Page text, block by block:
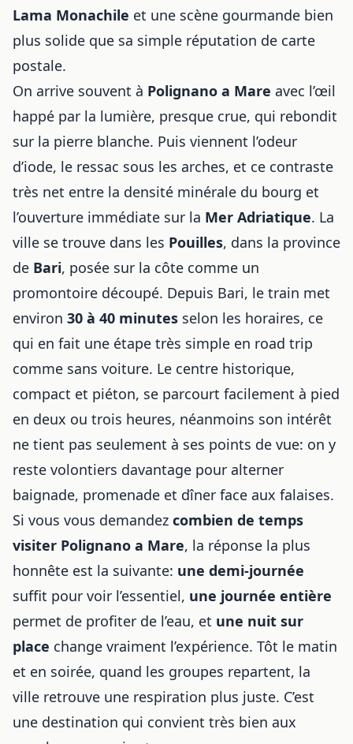
Lama Monachile et une scène gourmande bien
plus solide que sa simple réputation de carte
postale.
On arrive souvent à Polignano a Mare avec l’œil
happé par la lumière, presque crue, qui rebondit
sur la pierre blanche. Puis viennent l’odeur
d’iode, le ressac sous les arches, et ce contraste
très net entre la densité minérale du bourg et
l’ouverture immédiate sur la Mer Adriatique. La
ville se trouve dans les Pouilles, dans la province
de Bari, posée sur la côte comme un
promontoire découpé. Depuis Bari, le train met
environ 30 à 40 minutes selon les horaires, ce
qui en fait une étape très simple en road trip
comme sans voiture. Le centre historique,
compact et piéton, se parcourt facilement à pied
en deux ou trois heures, néanmoins son intérêt
ne tient pas seulement à ses points de vue: on y
reste volontiers davantage pour alterner
baignade, promenade et dîner face aux falaises.
Si vous vous demandez combien de temps
visiter Polignano a Mare, la réponse la plus
honnête est la suivante: une demi-journée
suffit pour voir l’essentiel, une journée entière
permet de profiter de l’eau, et une nuit sur
place change vraiment l’expérience. Tôt le matin
et en soirée, quand les groupes repartent, la
ville retrouve une respiration plus juste. C’est
une destination qui convient très bien aux